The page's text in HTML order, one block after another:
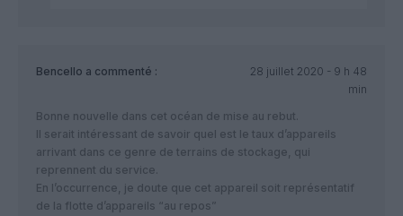
Bencello a commenté :
28 juillet 2020 - 9 h 48
min
Bonne nouvelle dans cet océan de mise au rebut.
Il serait intéressant de savoir quel est le taux d’appareils
arrivant dans ce genre de terrains de stockage, qui
reprennent du service.
En l’occurrence, je doute que cet appareil soit représentatif
de la flotte d’appareils “au repos”